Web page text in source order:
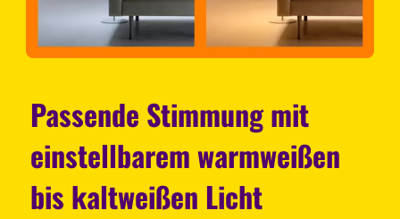
Passende Stimmung mit
einstellbarem warmweißen
bis kaltweißen Licht